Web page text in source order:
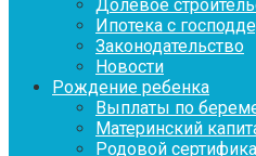
Долевое
Ипотека с
Законодательство
Новости
Рождение ребенка
Выплаты по
Материнский
Родовой